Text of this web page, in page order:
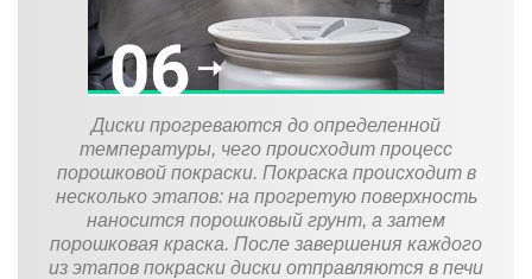
Диски прогреваются до определенной
температуры, чего происходит процесс
порошковой покраски. Покраска происходит в
несколько этапов: на прогретую поверхность
наносится порошковый грунт, а затем
порошковая краска. После завершения каждого
из этапов покраски диски отправляются в печи